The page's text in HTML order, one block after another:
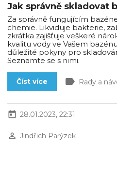
Jak správně skladovat
Za správně fungujícím
chemie. Likviduje bakterie,
zkrátka zajišťuje veškeré
kvalitu vody ve Vašem
důležité pokyny pro
Seznamte se s nimi.
Číst více label Rady a
today 28.01.2023, 22:31
perm_identity Jindřich Parýzek